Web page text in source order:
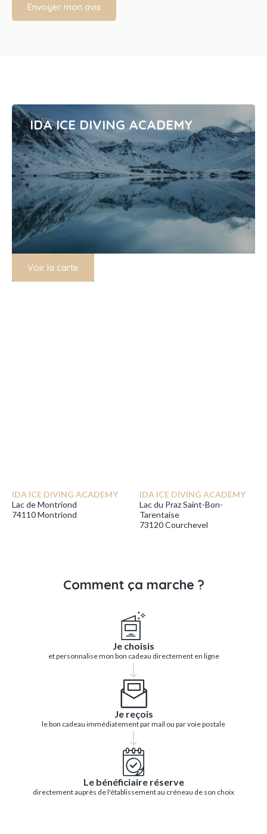
Envoyer mon avis
IDA ICE DIVING ACADEMY
Voir la carte
IDA ICE DIVING ACADEMY
Lac de Montriond
74110 Montriond
IDA ICE DIVING ACADEMY
Lac du Praz Saint-Bon-
Tarentaise
73120 Courchevel
Comment ça marche ?
Je choisis
et personnalise mon bon cadeau directement en ligne
Je reçois
le bon cadeau immédiatement par mail ou par voie postale
Le bénéficiaire réserve
directement auprès de l'établissement au créneau de son choix